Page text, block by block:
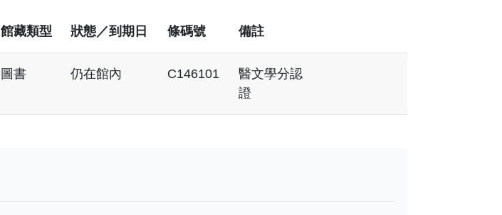
館藏類型 狀態／到期日 條碼號 備註
圖書 仍在館內 C146101
醫文學分認
證